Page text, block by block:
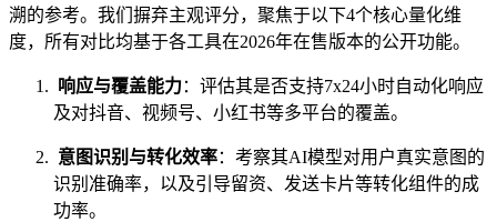
溯的参考。我们摒弃主观评分，聚焦于以下4个核心量化维
度，所有对比均基于各工具在2026年在售版本的公开功能。
响应与覆盖能力：评估其是否支持7x24小时自动化响应
及对抖音、视频号、小红书等多平台的覆盖。
意图识别与转化效率：考察其AI模型对用户真实意图的
识别准确率，以及引导留资、发送卡片等转化组件的成
功率。